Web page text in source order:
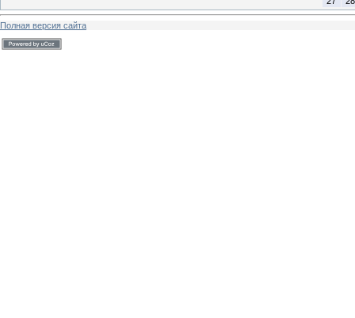
Полная версия сайта